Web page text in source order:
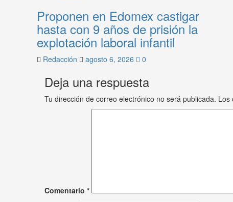
Proponen en Edomex castigar
hasta con 9 años de prisión la
explotación laboral infantil
Redacción agosto 6, 2026 0
Deja una respuesta
Tu dirección de correo electrónico no será publicada. Los
Comentario *